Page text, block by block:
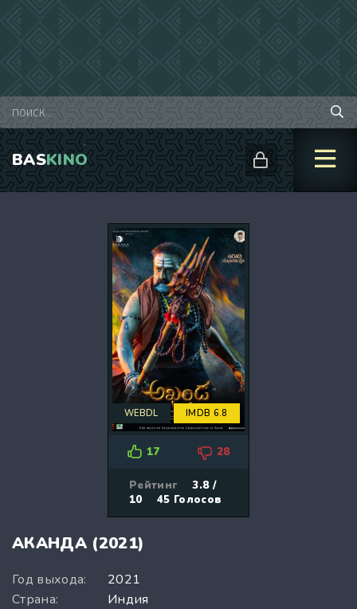
BASKINO
WEBDL IMDB 6.8
17 28
Рейтинг
3.8 /
10
45 Голосов
АКАНДА (2021)
Год выхода:
2021
Страна:
Индия